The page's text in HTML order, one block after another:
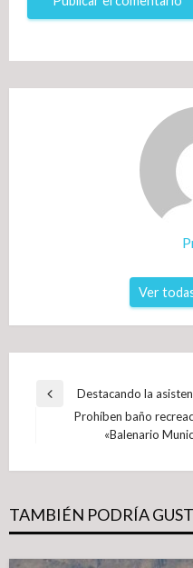
Ver
Navegación
entradas
Entrada
anterior
Destacando la
Prohíben baño
«Balenario
TAMBIÉN PODRÍA